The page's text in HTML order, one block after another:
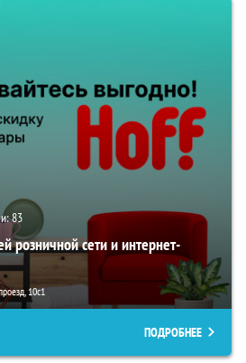
83
розничной сети и интернет-
10с1
ПОДРОБНЕЕ